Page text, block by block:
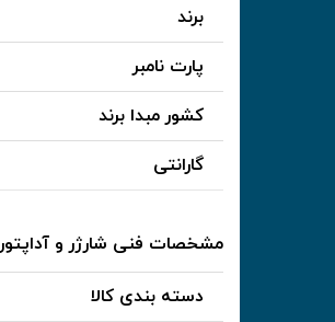
برند
پارت نامبر
کشور مبدا برند
گارانتی
مشخصات فنی شارژر و آداپتور
دسته بندی کالا